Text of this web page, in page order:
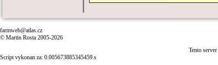
farmweb@atlas.cz
© Martin Rosta 2005-2026
Tento
Script vykonan za: 0.005673885345459.s